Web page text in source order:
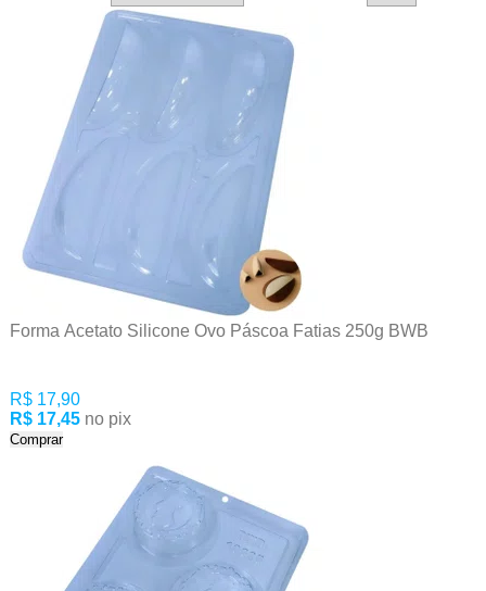
Forma Acetato Silicone Ovo Páscoa Fatias 250g BWB
R$ 17,90
R$ 17,45
no pix
Comprar